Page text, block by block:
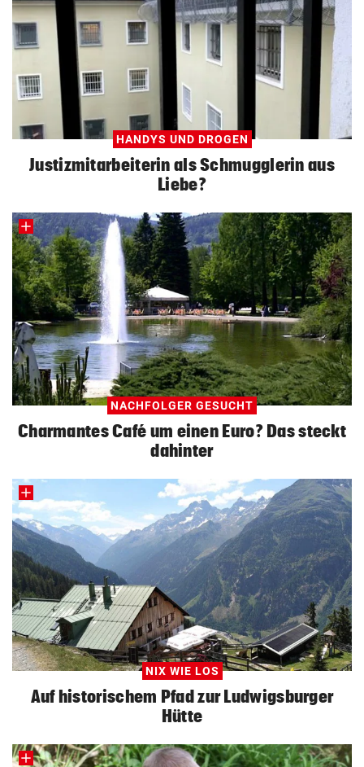
HANDYS UND DROGEN
Justizmitarbeiterin als Schmugglerin aus
Liebe?
NACHFOLGER GESUCHT
Charmantes Café um einen Euro? Das steckt
dahinter
NIX WIE LOS
Auf historischem Pfad zur Ludwigsburger
Hütte